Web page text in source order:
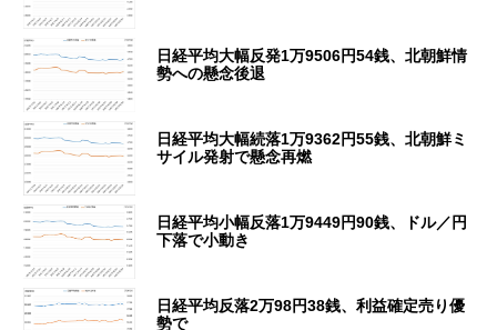
日経平均大幅反発1万9506円54銭、北朝鮮情
勢への懸念後退
日経平均大幅続落1万9362円55銭、北朝鮮ミ
サイル発射で懸念再燃
日経平均小幅反落1万9449円90銭、ドル／円
下落で小動き
日経平均反落2万98円38銭、利益確定売り優
勢で